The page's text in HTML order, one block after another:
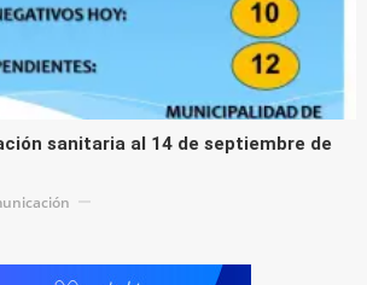
sanitaria al 14 de septiembre de